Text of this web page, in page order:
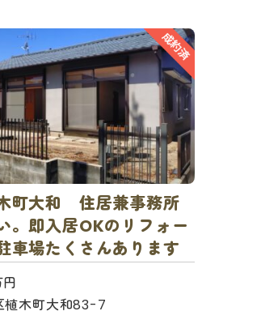
町大和 住居兼事務所
。即入居OKのリフォー
場たくさんあります
円
植木町大和83-7